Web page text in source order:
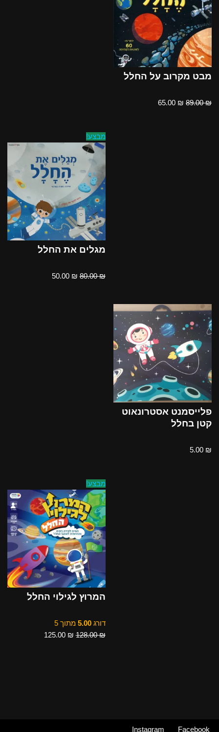
מבט מקרוב על החלל
89.00₪
65.00 ₪
מבצע!
מגלים את החלל
80.00₪
50.00 ₪
פלייסמנט אסטרונאוט
קטן בחלל
5.00 ₪
מבצע!
המרוץ לגילוי החלל
דורג5.00 מתוך 5
128.00₪
125.00 ₪
Facebook
Instagram